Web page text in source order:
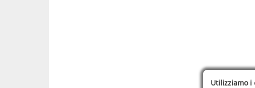
Utilizziamo i